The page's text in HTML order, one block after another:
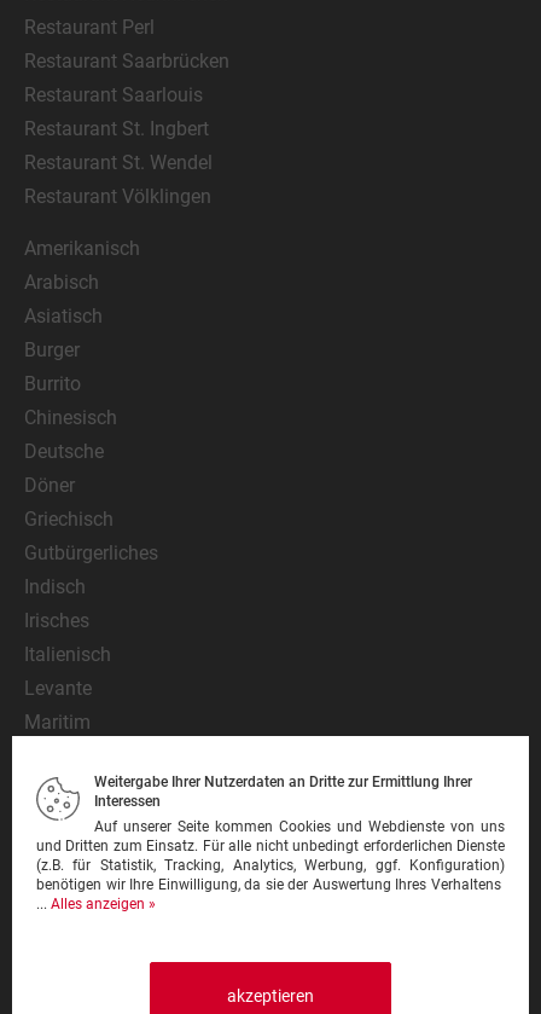
Restaurant Perl
Restaurant Saarbrücken
Restaurant Saarlouis
Restaurant St. Ingbert
Restaurant St. Wendel
Restaurant Völklingen
Amerikanisch
Arabisch
Asiatisch
Burger
Burrito
Chinesisch
Deutsche
Döner
Griechisch
Gutbürgerliches
Indisch
Irisches
Italienisch
Levante
Maritim
Mexikanisch
Nationalgericht
Orientalisch
Pasta
Weitergabe Ihrer Nutzerdaten an Dritte zur Ermittlung Ihrer
Interessen
Auf unserer Seite kommen Cookies und Webdienste von uns
und Dritten zum Einsatz. Für alle nicht unbedingt erforderlichen Dienste
(z.B. für Statistik, Tracking, Analytics, Werbung, ggf. Konfiguration)
benötigen wir Ihre Einwilligung, da sie der Auswertung Ihres Verhaltens
... Alles anzeigen »
akzeptieren